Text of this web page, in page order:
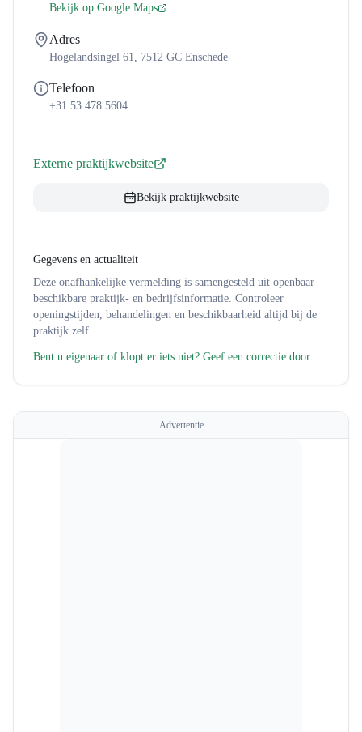
Bekijk op Google Maps
Adres
Hogelandsingel 61, 7512 GC Enschede
Telefoon
+31 53 478 5604
Externe praktijkwebsite
Bekijk praktijkwebsite
Gegevens en actualiteit
Deze onafhankelijke vermelding is samengesteld uit openbaar
beschikbare praktijk- en bedrijfsinformatie. Controleer
openingstijden, behandelingen en beschikbaarheid altijd bij de
praktijk zelf.
Bent u eigenaar of klopt er iets niet? Geef een correctie door
Advertentie